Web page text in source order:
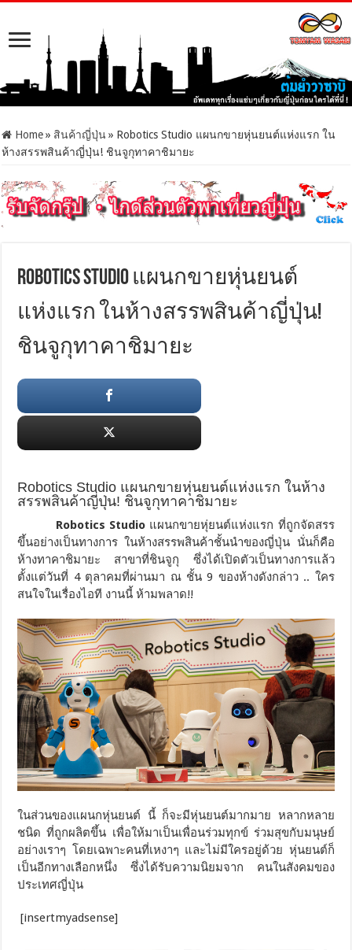
Home » สินค้าญี่ปุ่น » Robotics Studio แผนกขายหุ่นยนต์แห่งแรก ใน
ห้างสรรพสินค้าญี่ปุ่น! ชินจูกุทาคาชิมายะ
Robotics Studio แผนกขายหุ่นยนต์
แห่งแรก ในห้างสรรพสินค้าญี่ปุ่น!
ชินจูกุทาคาชิมายะ
Robotics Studio แผนกขายหุ่นยนต์แห่งแรก ในห้าง
สรรพสินค้าญี่ปุ่น! ชินจูกุทาคาชิมายะ
Robotics Studio แผนกขายหุ่ยนต์แห่งแรก ที่ถูกจัดสรร
ขึ้นอย่างเป็นทางการ ในห้างสรรพสินค้าชั้นนำของญี่ปุ่น นั่นก็คือ
ห้างทาคาชิมายะ สาขาที่ชินจูกุ ซึ่งได้เปิดตัวเป็นทางการแล้ว
ตั้งแต่วันที่ 4 ตุลาคมที่ผ่านมา ณ ชั้น 9 ของห้างดังกล่าว .. ใคร
สนใจในเรื่องไอที งานนี้ ห้ามพลาด!!
ในส่วนของแผนกหุ่นยนต์ นี้ ก็จะมีหุ่นยนต์มากมาย หลากหลาย
ชนิด ที่ถูกผลิตขึ้น เพื่อให้มาเป็นเพื่อนร่วมทุกข์ ร่วมสุขกับมนุษย์
อย่างเราๆ โดยเฉพาะคนที่เหงาๆ และไม่มีใครอยู่ด้วย หุ่นยนต์ก็
เป็นอีกทางเลือกหนึ่ง ซึ่งได้รับความนิยมจาก คนในสังคมของ
ประเทศญี่ปุ่น
[insertmyadsense]